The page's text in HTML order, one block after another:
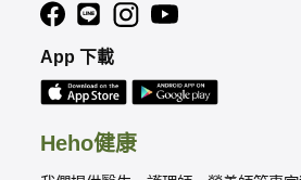
Heho健康
App 下載